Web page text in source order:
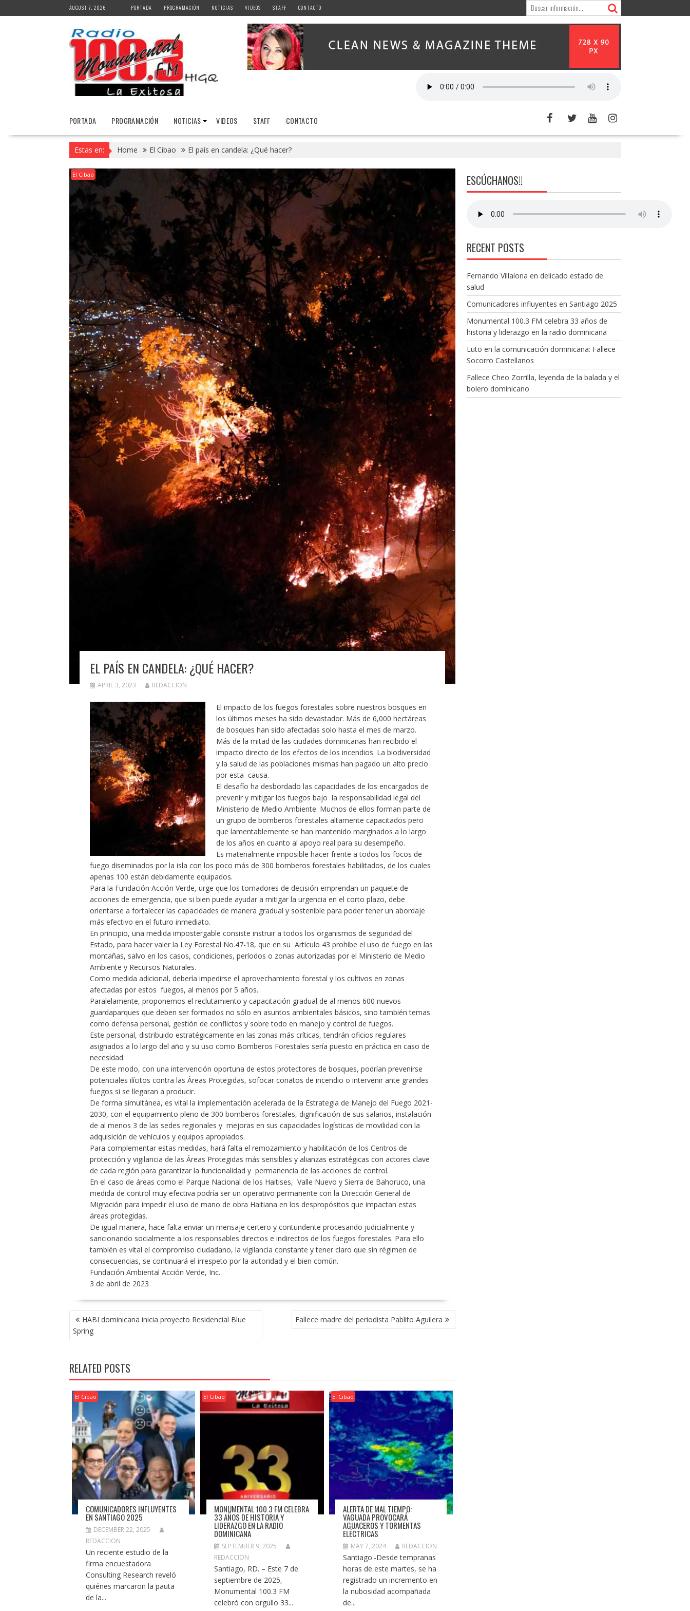
to
AUGUST 7, 2026 PORTADA PROGRAMACIÓN NOTICIAS VIDEOS STAFF CONTACTO
PORTADA PROGRAMACIÓN NOTICIAS VIDEOS STAFF CONTACTO
Estas en: Home El Cibao El país en candela: ¿Qué hacer?
El Cibao
EL PAÍS EN CANDELA: ¿QUÉ HACER?
APRIL 3, 2023 REDACCION
El impacto de los fuegos forestales sobre nuestros bosques en
los últimos meses ha sido devastador. Más de 6,000 hectáreas
de bosques han sido afectadas solo hasta el mes de marzo.
Más de la mitad de las ciudades dominicanas han recibido el
impacto directo de los efectos de los incendios. La biodiversidad
y la salud de las poblaciones mismas han pagado un alto precio
por esta causa.
El desafío ha desbordado las capacidades de los encargados de
prevenir y mitigar los fuegos bajo la responsabilidad legal del
Ministerio de Medio Ambiente: Muchos de ellos forman parte de
un grupo de bomberos forestales altamente capacitados pero
que lamentablemente se han mantenido marginados a lo largo
de los años en cuanto al apoyo real para su desempeño.
Es materialmente imposible hacer frente a todos los focos de
fuego diseminados por la isla con los poco más de 300 bomberos forestales habilitados, de los cuales
apenas 100 están debidamente equipados.
Para la Fundación Acción Verde, urge que los tomadores de decisión emprendan un paquete de
acciones de emergencia, que si bien puede ayudar a mitigar la urgencia en el corto plazo, debe
orientarse a fortalecer las capacidades de manera gradual y sostenible para poder tener un abordaje
más efectivo en el futuro inmediato.
En principio, una medida impostergable consiste instruir a todos los organismos de seguridad del
Estado, para hacer valer la Ley Forestal No.47-18, que en su Artículo 43 prohíbe el uso de fuego en las
montañas, salvo en los casos, condiciones, períodos o zonas autorizadas por el Ministerio de Medio
Ambiente y Recursos Naturales.
Como medida adicional, debería impedirse el aprovechamiento forestal y los cultivos en zonas
afectadas por estos fuegos, al menos por 5 años.
Paralelamente, proponemos el reclutamiento y capacitación gradual de al menos 600 nuevos
guardaparques que deben ser formados no sólo en asuntos ambientales básicos, sino también temas
como defensa personal, gestión de conflictos y sobre todo en manejo y control de fuegos.
Este personal, distribuido estratégicamente en las zonas más críticas, tendrán oficios regulares
asignados a lo largo del año y su uso como Bomberos Forestales sería puesto en práctica en caso de
necesidad.
De este modo, con una intervención oportuna de estos protectores de bosques, podrían prevenirse
potenciales ilícitos contra las Áreas Protegidas, sofocar conatos de incendio o intervenir ante grandes
fuegos si se llegaran a producir.
De forma simultánea, es vital la implementación acelerada de la Estrategia de Manejo del Fuego 2021-
2030, con el equipamiento pleno de 300 bomberos forestales, dignificación de sus salarios, instalación
de al menos 3 de las sedes regionales y mejoras en sus capacidades logísticas de movilidad con la
adquisición de vehículos y equipos apropiados.
Para complementar estas medidas, hará falta el remozamiento y habilitación de los Centros de
protección y vigilancia de las Áreas Protegidas más sensibles y alianzas estratégicas con actores clave
de cada región para garantizar la funcionalidad y permanencia de las acciones de control.
En el caso de áreas como el Parque Nacional de los Haitises, Valle Nuevo y Sierra de Bahoruco, una
medida de control muy efectiva podría ser un operativo permanente con la Dirección General de
Migración para impedir el uso de mano de obra Haitiana en los despropósitos que impactan estas
áreas protegidas.
De igual manera, hace falta enviar un mensaje certero y contundente procesando judicialmente y
sancionando socialmente a los responsables directos e indirectos de los fuegos forestales. Para ello
también es vital el compromiso ciudadano, la vigilancia constante y tener claro que sin régimen de
consecuencias, se continuará el irrespeto por la autoridad y el bien común.
Fundación Ambiental Acción Verde, Inc.
3 de abril de 2023
POST
NAVIGATION
HABI dominicana inicia proyecto Residencial Blue
Spring
Fallece madre del periodista Pablito Aguilera
RELATED POSTS
El Cibao
COMUNICADORES INFLUYENTES
EN SANTIAGO 2025
DECEMBER 22, 2025
REDACCION
Un reciente estudio de la
firma encuestadora
Consulting Research reveló
quiénes marcaron la pauta
de la...
El Cibao
MONUMENTAL 100.3 FM CELEBRA
33 AÑOS DE HISTORIA Y
LIDERAZGO EN LA RADIO
DOMINICANA
SEPTEMBER 9, 2025
REDACCION
Santiago, RD. – Este 7 de
septiembre de 2025,
Monumental 100.3 FM
celebró con orgullo 33...
El Cibao
ALERTA DE MAL TIEMPO:
VAGUADA PROVOCARÁ
AGUACEROS Y TORMENTAS
ELÉCTRICAS
MAY 7, 2024 REDACCION
Santiago.-Desde tempranas
horas de este martes, se ha
registrado un incremento en
la nubosidad acompañada
de...
ESCÚCHANOS!!
RECENT POSTS
Fernando Villalona en delicado estado de
salud
Comunicadores influyentes en Santiago 2025
Monumental 100.3 FM celebra 33 años de
historia y liderazgo en la radio dominicana
Luto en la comunicación dominicana: Fallece
Socorro Castellanos
Fallece Cheo Zorrilla, leyenda de la balada y el
bolero dominicano